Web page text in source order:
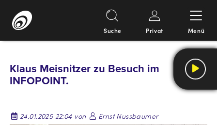
Inhalt
Suche Privat Menü
Klaus Meisnitzer zu Besuch im
INFOPOINT.
24.01.2025 22:04 von Ernst Nussbaumer